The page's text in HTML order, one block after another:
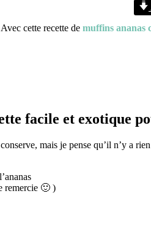
cette recette de muffins ananas
facile et exotique
mais je pense qu’il n’y a
remercie 🙂 )